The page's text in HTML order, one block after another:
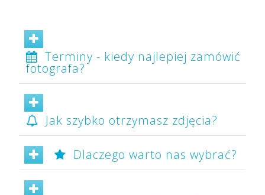
Terminy - kiedy najlepiej zamówić
fotografa?
Jak szybko otrzymasz zdjęcia?
Dlaczego warto nas wybrać?